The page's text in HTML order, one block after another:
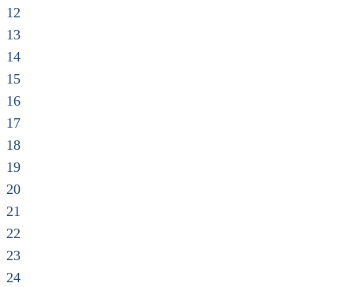
12
13
14
15
16
17
18
19
20
21
22
23
24